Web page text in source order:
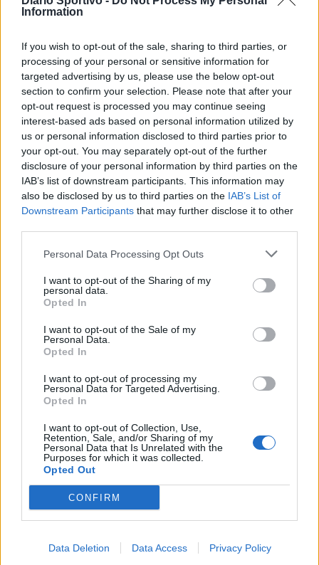
Information
If you wish to opt-out of the sale, sharing to third parties, or
processing of your personal or sensitive information for
targeted advertising by us, please use the below opt-out
section to confirm your selection. Please note that after your
opt-out request is processed you may continue seeing
interest-based ads based on personal information utilized by
us or personal information disclosed to third parties prior to
your opt-out. You may separately opt-out of the further
disclosure of your personal information by third parties on the
IAB’s list of downstream participants. This information may
also be disclosed by us to third parties on the IAB’s List of
Downstream Participants that may further disclose it to other
Personal Data Processing Opt Outs
I want to opt-out of the Sharing of my
personal data.
Opted In
I want to opt-out of the Sale of my
Personal Data.
Opted In
I want to opt-out of processing my
Personal Data for Targeted Advertising.
Opted In
I want to opt-out of Collection, Use,
Retention, Sale, and/or Sharing of my
Personal Data that Is Unrelated with the
Purposes for which it was collected.
Opted Out
CONFIRM
Data Deletion Data Access Privacy Policy
Amichevole Ossese: 3-1 al Cagliari Primavera,
doppietta di Tapparello
8 Ago 2026
Mascia, Sorgente, Lopes, Limberti e Cherchi
gli altri acquisti